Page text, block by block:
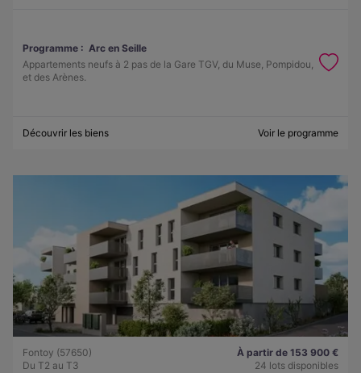
Programme : Arc en Seille
Appartements neufs à 2 pas de la Gare TGV, du Muse, Pompidou,
et des Arènes.
Découvrir les biens Voir le programme
Fontoy (57650)
Du T2 au T3
À partir de 153 900 €
24 lots disponibles